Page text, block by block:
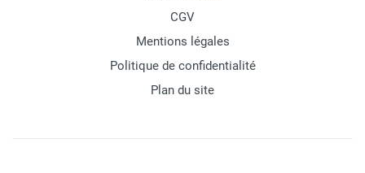
CGV
Mentions légales
Politique de confidentialité
Plan du site